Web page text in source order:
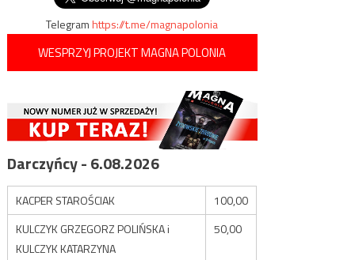
Telegramhttps://t.me/magnapolonia
WESPRZYJ PROJEKT MAGNA POLONIA
Darczyńcy - 6.08.2026
KACPER STAROŚCIAK
100,00
KULCZYK GRZEGORZ POLIŃSKA i
KULCZYK KATARZYNA
50,00